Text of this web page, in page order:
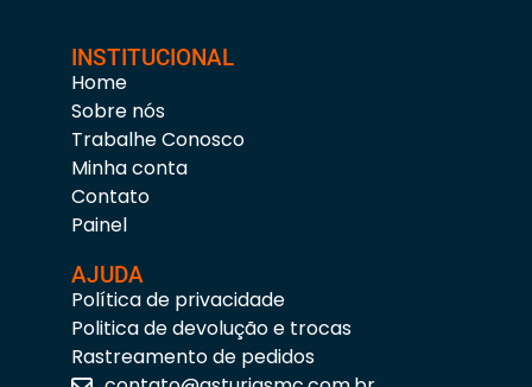
INSTITUCIONAL
Home
Sobre nós
Trabalhe Conosco
Minha conta
Contato
Painel
AJUDA
Política de privacidade
Politica de devolução e trocas
Rastreamento de pedidos